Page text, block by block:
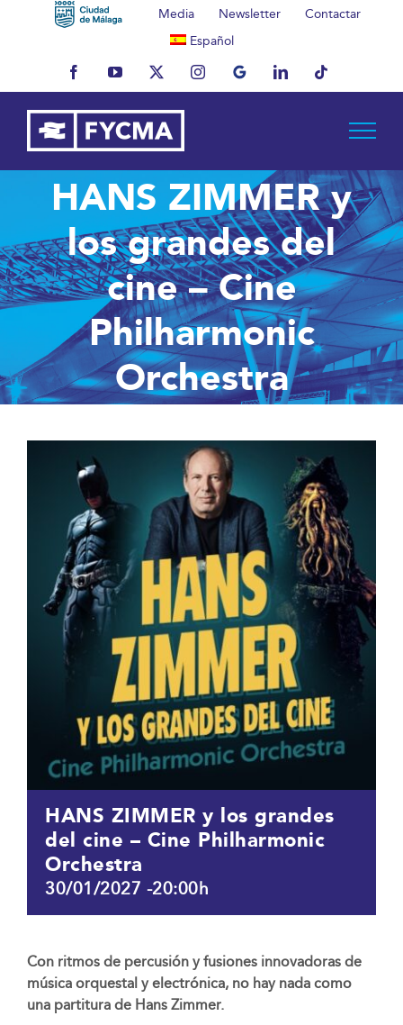
Media Newsletter
Contactar
Español
FacebookYouTubeX InstagramMyBusinessLinkedInTiktok
HANS ZIMMER y
los grandes del
cine – Cine
Philharmonic
Orchestra
HANS ZIMMER y los grandes
del cine – Cine Philharmonic
Orchestra
30/01/2027 -20:00h
Con ritmos de percusión y fusiones innovadoras de
música orquestal y electrónica, no hay nada como
una partitura de Hans Zimmer.